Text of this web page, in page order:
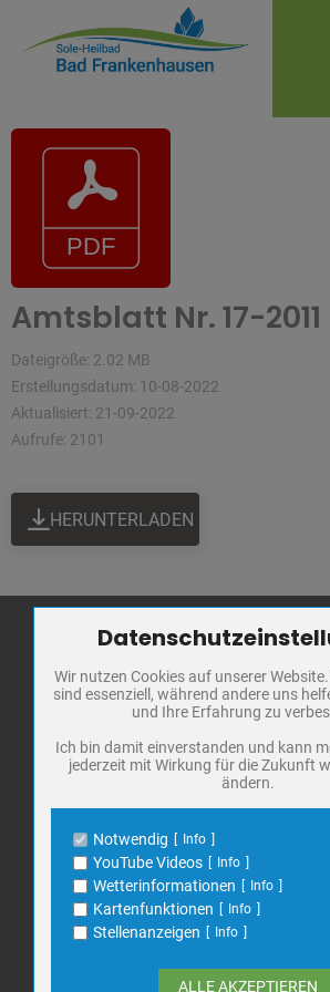
Amtsblatt Nr. 17-2011
Dateigröße: 2.02 MB
Erstellungsdatum: 10-08-2022
Aktualisiert: 21-09-2022
Aufrufe: 2101
HERUNTERLADEN
Stadt Bad
Markt 1
06567 Bad
Telefon:
E-Mail:info@bad-
Search
for:
for:
Zum Betrieb der Seite notwendige
Name
PHP Session Cookie
Anbieter
Eigentümer dieser Website
Schutz
Cookie Name
PHPSESSID, fe_typo_user
Name
Cookiespeicherung
Anbieter
Eigentümer dieser Website
Zweck
Speichert die
bezüglich der Speicherung
Cookie Name
dywc
1 Jahr
Wir nutzen Cookies auf unserer
sind essenziell, während andere uns
und Ihre Erfahrung zu
Ich bin damit einverstanden und kann
jederzeit mit Wirkung für die Zukunft
ändern.
Notwendig Info
YouTube Videos Info
Wetterinformationen Info
Kartenfunktionen Info
Stellenanzeigen Info
ALLE AKZEPTIEREN